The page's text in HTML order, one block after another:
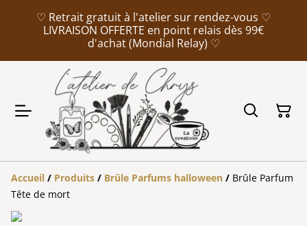
♡ Retrait gratuit à l'atelier sur rendez-vous ♡
LIVRAISON OFFERTE en point relais dès 99€
d'achat (Mondial Relay) ♡
Accueil / Produits / Brûle Parfums halloween / Brûle Parfum
Tête de mort